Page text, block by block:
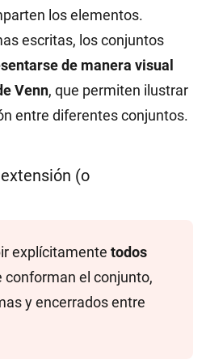
los elementos.
escritas, los conjuntos
de manera visual
Venn, que permiten ilustrar
entre diferentes conjuntos.
(o
explícitamente todos
conforman el conjunto,
y encerrados entre